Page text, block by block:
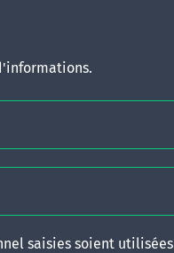
saisies soient utilisées